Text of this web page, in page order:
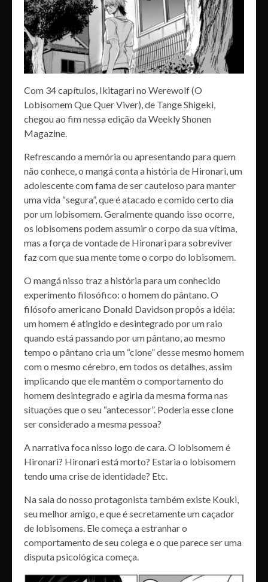
Com 34 capítulos, Ikitagari no Werewolf (O
Lobisomem Que Quer Viver), de Tange Shigeki,
chegou ao fim nessa edição da Weekly Shonen
Magazine.
Refrescando a memória ou apresentando para quem
não conhece, o mangá conta a história de Hironari, um
adolescente com fama de ser cauteloso para manter
uma vida “segura”, que é atacado e comido certo dia
por um lobisomem. Geralmente quando isso ocorre,
os lobisomens podem assumir o corpo da sua vítima,
mas a força de vontade de Hironari para sobreviver
faz com que sua mente tome o corpo do lobisomem.
O mangá nisso traz a história para um conhecido
experimento filosófico: o homem do pântano. O
filósofo americano Donald Davidson propôs a idéia:
um homem é atingido e desintegrado por um raio
quando está passando por um pântano, ao mesmo
tempo o pântano cria um “clone” desse mesmo homem
com o mesmo cérebro, em todos os detalhes, assim
implicando que ele mantêm o comportamento do
homem desintegrado e agiria da mesma forma nas
situações que o seu “antecessor”. Poderia esse clone
ser considerado a mesma pessoa?
A narrativa foca nisso logo de cara. O lobisomem é
Hironari? Hironari está morto? Estaria o lobisomem
tendo uma crise de identidade? Etc.
Na sala do nosso protagonista também existe Kouki,
seu melhor amigo, e que é secretamente um caçador
de lobisomens. Ele começa a estranhar o
comportamento de seu colega e o que parece ser uma
disputa psicológica começa.